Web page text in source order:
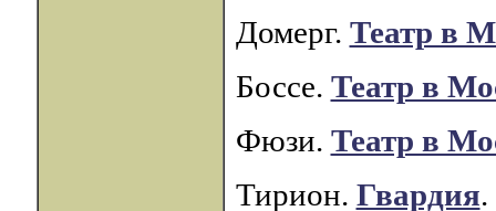
Домерг. Театр в
Боссе. Театр в
Фюзи. Театр в
Тирион. Гвардия